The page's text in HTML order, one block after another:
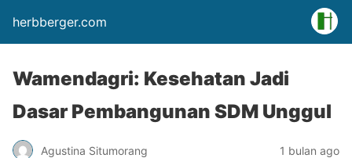
herbberger.com
Wamendagri: Kesehatan Jadi
Dasar Pembangunan SDM Unggul
Agustina Situmorang 1 bulan ago